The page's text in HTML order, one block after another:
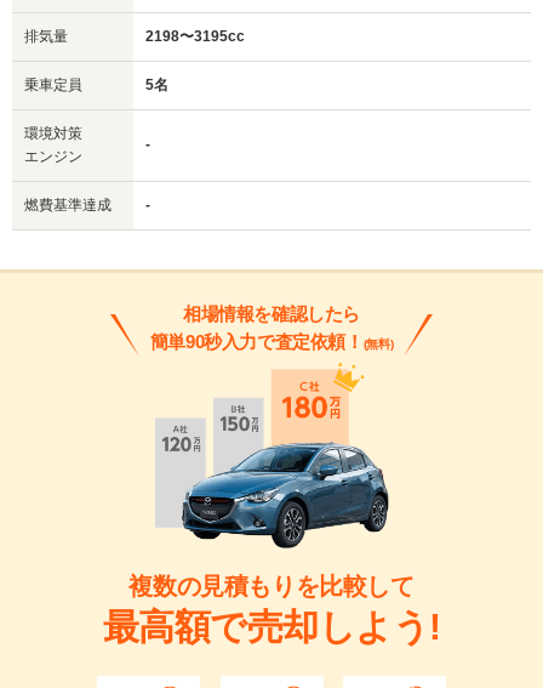
排気量 2198〜3195cc
乗車定員 5名
環境対策
エンジン
-
燃費基準達成 -
相場情報を確認したら
簡単90秒入力で査定依頼！ (無料)
複数の見積もりを比較して
最高額で売却しよう!